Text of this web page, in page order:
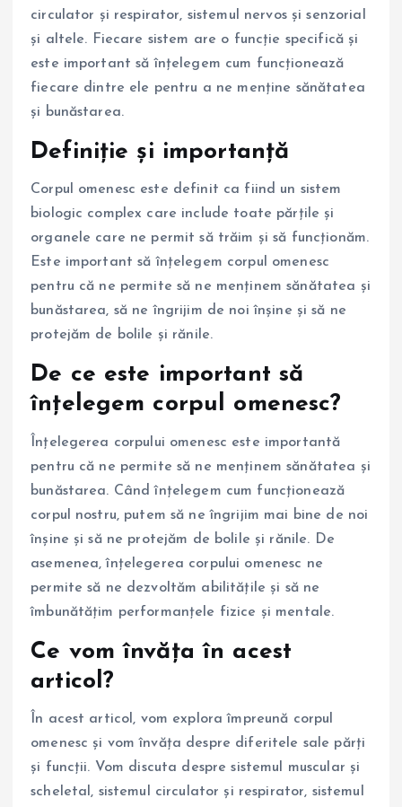
circulator și respirator, sistemul nervos și senzorial
și altele. Fiecare sistem are o funcție specifică și
este important să înțelegem cum funcționează
fiecare dintre ele pentru a ne menține sănătatea
și bunăstarea.
Definiție și importanță
Corpul omenesc este definit ca fiind un sistem
biologic complex care include toate părțile și
organele care ne permit să trăim și să funcționăm.
Este important să înțelegem corpul omenesc
pentru că ne permite să ne menținem sănătatea și
bunăstarea, să ne îngrijim de noi înșine și să ne
protejăm de bolile și rănile.
De ce este important să
înțelegem corpul omenesc?
Înțelegerea corpului omenesc este importantă
pentru că ne permite să ne menținem sănătatea și
bunăstarea. Când înțelegem cum funcționează
corpul nostru, putem să ne îngrijim mai bine de noi
înșine și să ne protejăm de bolile și rănile. De
asemenea, înțelegerea corpului omenesc ne
permite să ne dezvoltăm abilitățile și să ne
îmbunătățim performanțele fizice și mentale.
Ce vom învăța în acest
articol?
În acest articol, vom explora împreună corpul
omenesc și vom învăța despre diferitele sale părți
și funcții. Vom discuta despre sistemul muscular și
scheletal, sistemul circulator și respirator, sistemul